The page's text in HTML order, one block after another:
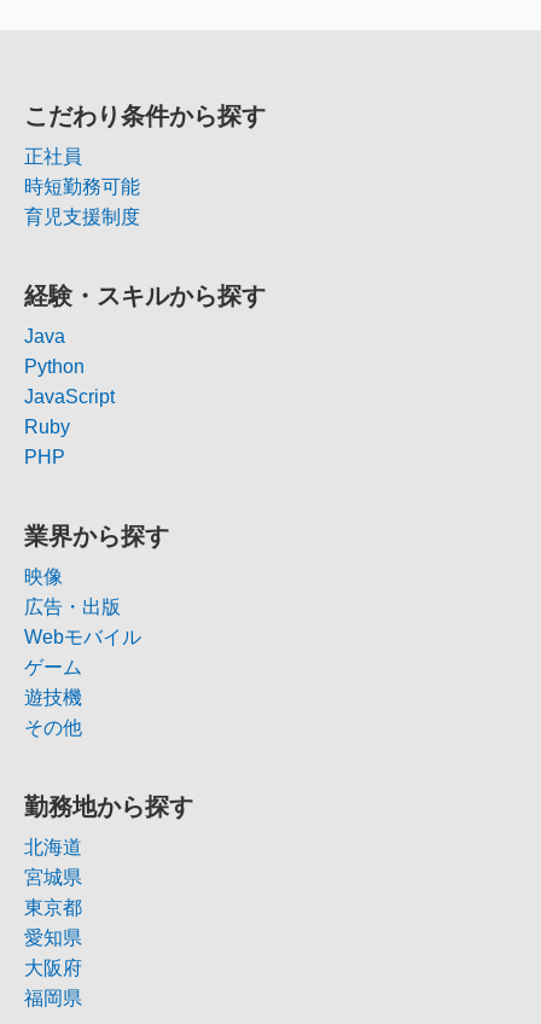
こだわり条件から探す
正社員
時短勤務可能
育児支援制度
経験・スキルから探す
Java
Python
JavaScript
Ruby
PHP
業界から探す
映像
広告・出版
Webモバイル
ゲーム
遊技機
その他
勤務地から探す
北海道
宮城県
東京都
愛知県
大阪府
福岡県